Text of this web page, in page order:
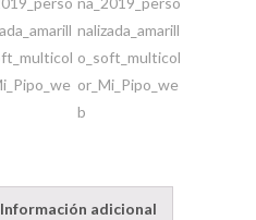
Información adicional